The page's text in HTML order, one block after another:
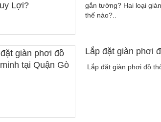
gắn tường? Hai loại
thế nào?..
Lắp đặt giàn phơi
Lắp đặt giàn phơi đồ